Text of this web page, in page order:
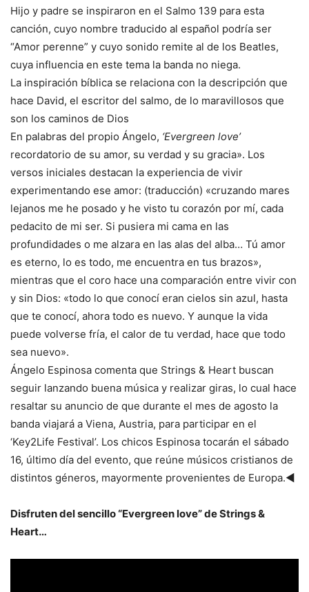
Hijo y padre se inspiraron en el Salmo 139 para esta
canción, cuyo nombre traducido al español podría ser
“Amor perenne” y cuyo sonido remite al de los Beatles,
cuya influencia en este tema la banda no niega.
La inspiración bíblica se relaciona con la descripción que
hace David, el escritor del salmo, de lo maravillosos que
son los caminos de Dios
En palabras del propio Ángelo, ‘Evergreen love’
recordatorio de su amor, su verdad y su gracia». Los
versos iniciales destacan la experiencia de vivir
experimentando ese amor: (traducción) «cruzando mares
lejanos me he posado y he visto tu corazón por mí, cada
pedacito de mi ser. Si pusiera mi cama en las
profundidades o me alzara en las alas del alba… Tú amor
es eterno, lo es todo, me encuentra en tus brazos»,
mientras que el coro hace una comparación entre vivir con
y sin Dios: «todo lo que conocí eran cielos sin azul, hasta
que te conocí, ahora todo es nuevo. Y aunque la vida
puede volverse fría, el calor de tu verdad, hace que todo
sea nuevo».
Ángelo Espinosa comenta que Strings & Heart buscan
seguir lanzando buena música y realizar giras, lo cual hace
resaltar su anuncio de que durante el mes de agosto la
banda viajará a Viena, Austria, para participar en el
‘Key2Life Festival’. Los chicos Espinosa tocarán el sábado
16, último día del evento, que reúne músicos cristianos de
distintos géneros, mayormente provenientes de Europa.◄
Disfruten del sencillo “Evergreen love” de Strings &
Heart…